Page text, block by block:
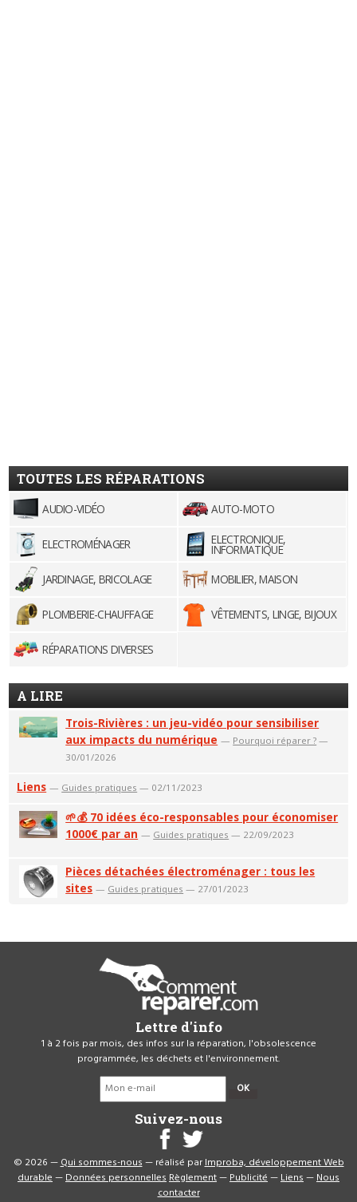
TOUTES LES RÉPARATIONS
AUDIO-VIDÉO AUTO-MOTO
ELECTROMÉNAGER ELECTRONIQUE,
INFORMATIQUE
JARDINAGE, BRICOLAGE
MOBILIER, MAISON
PLOMBERIE-CHAUFFAGE VÊTEMENTS, LINGE, BIJOUX
RÉPARATIONS DIVERSES
A LIRE
Trois-Rivières : un jeu-vidéo pour sensibiliser
aux impacts du numérique — Pourquoi réparer ? —
30/01/2026
Liens — Guides pratiques — 02/11/2023
🌱💰 70 idées éco-responsables pour économiser
1000€ par an — Guides pratiques — 22/09/2023
Pièces détachées électroménager : tous les
sites — Guides pratiques — 27/01/2023
Lettre d'info
1 à 2 fois par mois, des infos sur la réparation, l'obsolescence
programmée, les déchets et l'environnement.
OK
Suivez-nous
© 2026 —Qui sommes-nous— réalisé parImproba, développement Web
durable—Données personnellesRèglement—Publicité—Liens—Nous
contacter